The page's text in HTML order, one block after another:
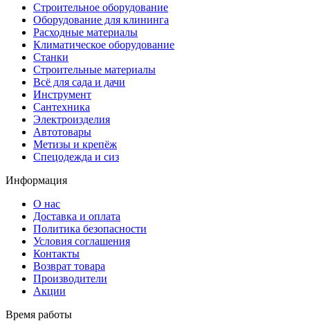
Строительное оборудование
Оборудование для клининга
Расходные материалы
Климатическое оборудование
Станки
Строительные материалы
Всё для сада и дачи
Инструмент
Сантехника
Электроизделия
Автотовары
Метизы и крепёж
Спецодежда и сиз
Информация
О нас
Доставка и оплата
Политика безопасности
Условия соглашения
Контакты
Возврат товара
Производители
Акции
Время работы